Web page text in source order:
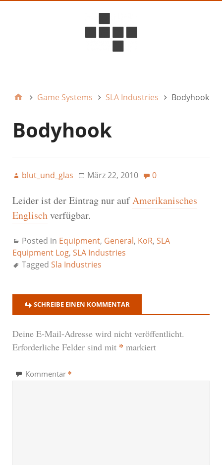
Game Systems SLA Industries Bodyhook
Bodyhook
blut_und_glas März 22, 2010 0
Leider ist der Eintrag nur aufAmerikanisches
Englischverfügbar.
Posted in Equipment, General, KoR, SLA
Equipment Log, SLA Industries
Tagged Sla Industries
SCHREIBE EINEN KOMMENTAR
Deine E-Mail-Adresse wird nicht veröffentlicht.
Erforderliche Felder sind mit * markiert
Kommentar *